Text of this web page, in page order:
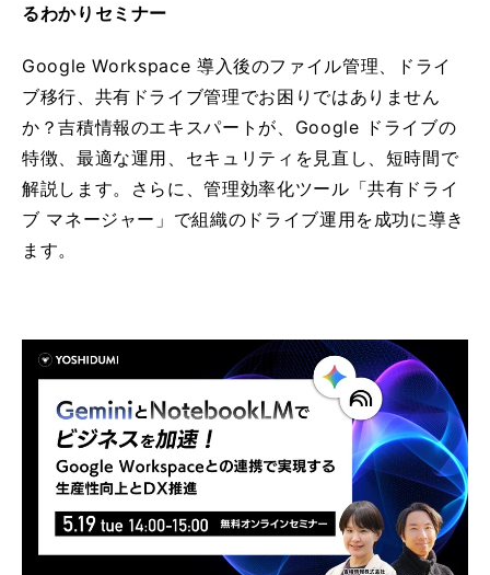
るわかりセミナー
Google Workspace 導入後のファイル管理、ドライ
ブ移行、共有ドライブ管理でお困りではありません
か？吉積情報のエキスパートが、Google ドライブの
特徴、最適な運用、セキュリティを見直し、短時間で
解説します。さらに、管理効率化ツール「共有ドライ
ブ マネージャー」で組織のドライブ運用を成功に導き
ます。